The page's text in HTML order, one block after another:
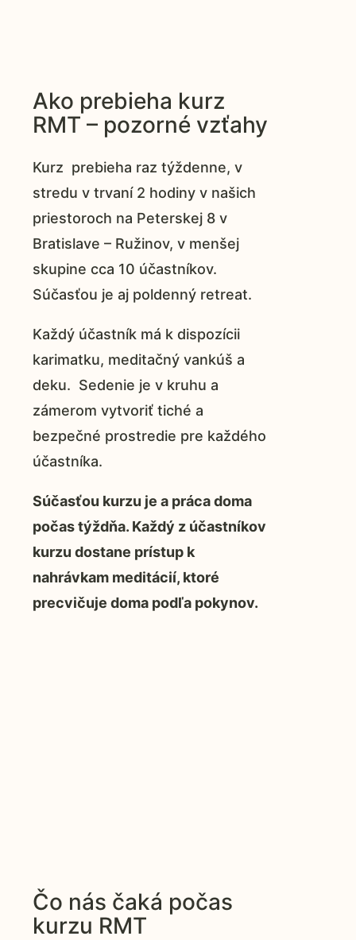
Ako prebieha kurz
RMT – pozorné vzťahy
Kurz prebieha raz týždenne, v
stredu v trvaní 2 hodiny v našich
priestoroch na Peterskej 8 v
Bratislave – Ružinov, v menšej
skupine cca 10 účastníkov.
Súčasťou je aj poldenný retreat.
Každý účastník má k dispozícii
karimatku, meditačný vankúš a
deku. Sedenie je v kruhu a
zámerom vytvoriť tiché a
bezpečné prostredie pre každého
účastníka.
Súčasťou kurzu je a práca doma
počas týždňa. Každý z účastníkov
kurzu dostane prístup k
nahrávkam meditácií, ktoré
precvičuje doma podľa pokynov.
Čo nás čaká počas
kurzu RMT